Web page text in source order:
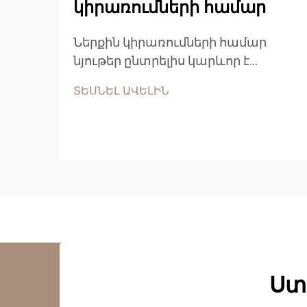
կիրառումների համար
Ներքին կիրառումների համար
նյութեր ընտրելիս կարևոր է
կայունության բնութագրերը՝
ՏԵՍՆԵԼ ԱՎԵԼԻՆ